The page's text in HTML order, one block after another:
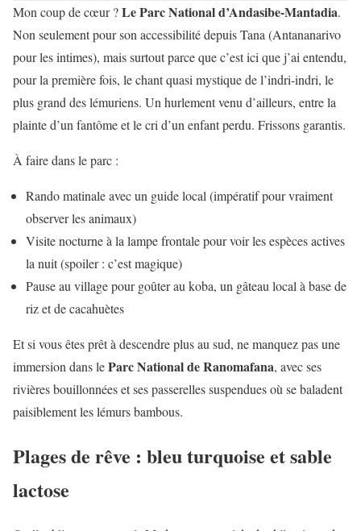
Mon coup de cœur ?Le Parc National d’Andasibe-Mantadia.
Non seulement pour son accessibilité depuis Tana (Antananarivo
pour les intimes), mais surtout parce que c’est ici que j’ai entendu,
pour la première fois, le chant quasi mystique de l’indri-indri, le
plus grand des lémuriens. Un hurlement venu d’ailleurs, entre la
plainte d’un fantôme et le cri d’un enfant perdu. Frissons garantis.
À faire dans le parc :
Rando matinale avec un guide local (impératif pour vraiment
observer les animaux)
Visite nocturne à la lampe frontale pour voir les espèces actives
la nuit (spoiler : c’est magique)
Pause au village pour goûter au koba, un gâteau local à base de
riz et de cacahuètes
Et si vous êtes prêt à descendre plus au sud, ne manquez pas une
immersion dans leParc National de Ranomafana, avec ses
rivières bouillonnées et ses passerelles suspendues où se baladent
paisiblement les lémurs bambous.
Plages de rêve : bleu turquoise et sable
lactose